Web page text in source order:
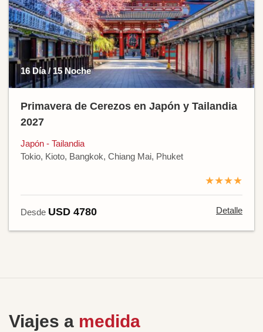
16 Día / 15 Noche
Primavera de Cerezos en Japón y Tailandia
2027
Japón - Tailandia
Tokio, Kioto, Bangkok, Chiang Mai, Phuket
★★★★
Desde USD 4780 Detalle
Viajes a medida